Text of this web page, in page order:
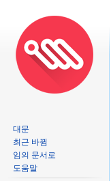
대문
최근 바뀜
임의 문서로
도움말